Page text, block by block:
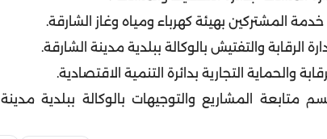
المشاريع والتوجيهات بالوكالة ببلدية مدينة